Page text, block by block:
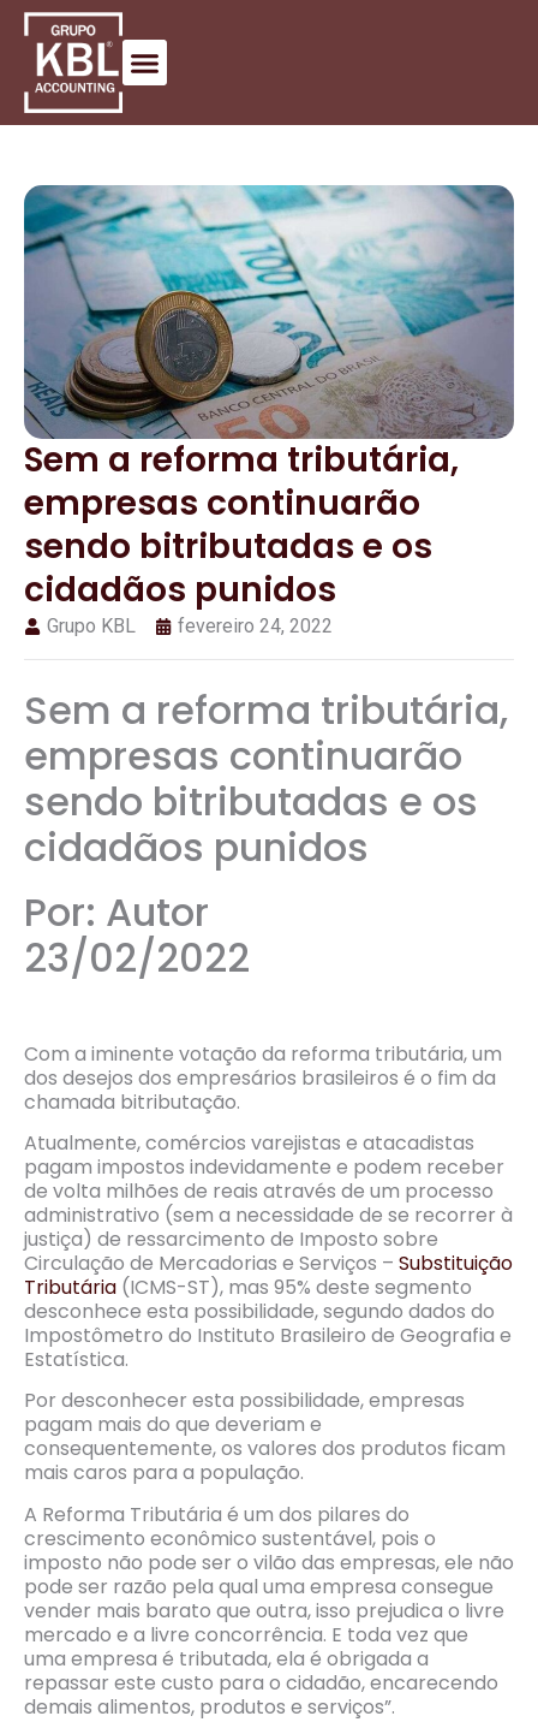
Sem a reforma tributária,
empresas continuarão
sendo bitributadas e os
cidadãos punidos
Grupo KBL fevereiro 24, 2022
Sem a reforma tributária,
empresas continuarão
sendo bitributadas e os
cidadãos punidos
Por: Autor
23/02/2022
Com a iminente votação da reforma tributária, um
dos desejos dos empresários brasileiros é o fim da
chamada bitributação.
Atualmente, comércios varejistas e atacadistas
pagam impostos indevidamente e podem receber
de volta milhões de reais através de um processo
administrativo (sem a necessidade de se recorrer à
justiça) de ressarcimento de Imposto sobre
Circulação de Mercadorias e Serviços – Substituição
Tributária (ICMS-ST), mas 95% deste segmento
desconhece esta possibilidade, segundo dados do
Impostômetro do Instituto Brasileiro de Geografia e
Estatística.
Por desconhecer esta possibilidade, empresas
pagam mais do que deveriam e
consequentemente, os valores dos produtos ficam
mais caros para a população.
A Reforma Tributária é um dos pilares do
crescimento econômico sustentável, pois o
imposto não pode ser o vilão das empresas, ele não
pode ser razão pela qual uma empresa consegue
vender mais barato que outra, isso prejudica o livre
mercado e a livre concorrência. E toda vez que
uma empresa é tributada, ela é obrigada a
repassar este custo para o cidadão, encarecendo
demais alimentos, produtos e serviços”.